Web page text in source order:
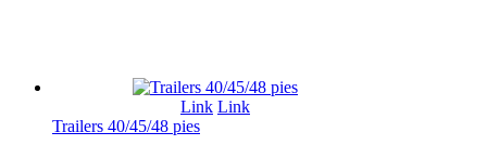
Link Link
Trailers 40/45/48 pies